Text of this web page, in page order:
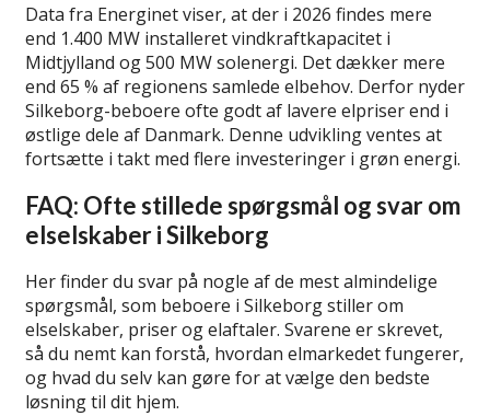
Data fra Energinet viser, at der i 2026 findes mere
end 1.400 MW installeret vindkraftkapacitet i
Midtjylland og 500 MW solenergi. Det dækker mere
end 65 % af regionens samlede elbehov. Derfor nyder
Silkeborg-beboere ofte godt af lavere elpriser end i
østlige dele af Danmark. Denne udvikling ventes at
fortsætte i takt med flere investeringer i grøn energi.
FAQ: Ofte stillede spørgsmål og svar om
elselskaber i Silkeborg
Her finder du svar på nogle af de mest almindelige
spørgsmål, som beboere i Silkeborg stiller om
elselskaber, priser og elaftaler. Svarene er skrevet,
så du nemt kan forstå, hvordan elmarkedet fungerer,
og hvad du selv kan gøre for at vælge den bedste
løsning til dit hjem.